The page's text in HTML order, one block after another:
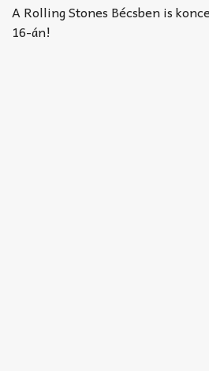
TABok
A Rolling Stones Bécsben is
16-án!